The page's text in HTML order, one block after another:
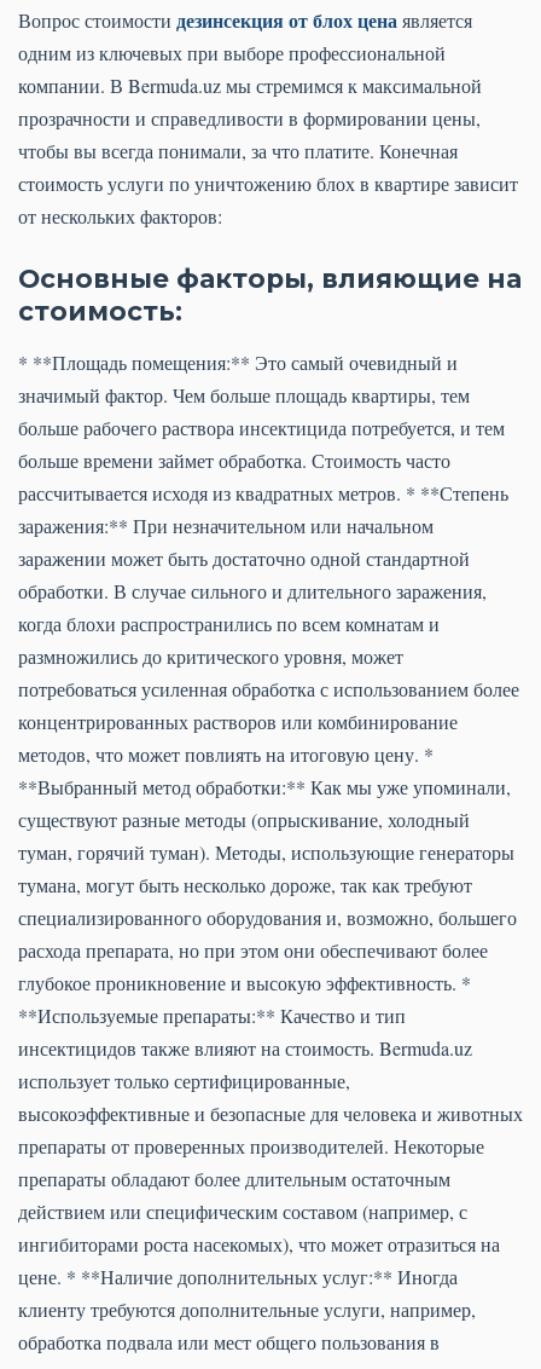
Вопрос стоимости дезинсекция от блох ценаявляется
одним из ключевых при выборе профессиональной
компании. В Bermuda.uz мы стремимся к максимальной
прозрачности и справедливости в формировании цены,
чтобы вы всегда понимали, за что платите. Конечная
стоимость услуги по уничтожению блох в квартире зависит
от нескольких факторов:
Основные факторы, влияющие на
стоимость:
* **Площадь помещения:** Это самый очевидный и
значимый фактор. Чем больше площадь квартиры, тем
больше рабочего раствора инсектицида потребуется, и тем
больше времени займет обработка. Стоимость часто
рассчитывается исходя из квадратных метров. * **Степень
заражения:** При незначительном или начальном
заражении может быть достаточно одной стандартной
обработки. В случае сильного и длительного заражения,
когда блохи распространились по всем комнатам и
размножились до критического уровня, может
потребоваться усиленная обработка с использованием более
концентрированных растворов или комбинирование
методов, что может повлиять на итоговую цену. *
**Выбранный метод обработки:** Как мы уже упоминали,
существуют разные методы (опрыскивание, холодный
туман, горячий туман). Методы, использующие генераторы
тумана, могут быть несколько дороже, так как требуют
специализированного оборудования и, возможно, большего
расхода препарата, но при этом они обеспечивают более
глубокое проникновение и высокую эффективность. *
**Используемые препараты:** Качество и тип
инсектицидов также влияют на стоимость. Bermuda.uz
использует только сертифицированные,
высокоэффективные и безопасные для человека и животных
препараты от проверенных производителей. Некоторые
препараты обладают более длительным остаточным
действием или специфическим составом (например, с
ингибиторами роста насекомых), что может отразиться на
цене. * **Наличие дополнительных услуг:** Иногда
клиенту требуются дополнительные услуги, например,
обработка подвала или мест общего пользования в